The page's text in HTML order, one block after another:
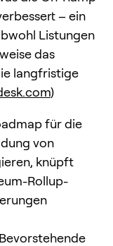
– ein
Listungen
das
langfristige
)
für die
von
knüpft
Rollup-